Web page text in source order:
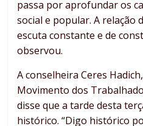
passa por aprofundar os
social e popular. A relação
escuta constante e de
observou.
A conselheira Ceres
Movimento dos
disse que a tarde desta
histórico. “Digo histórico